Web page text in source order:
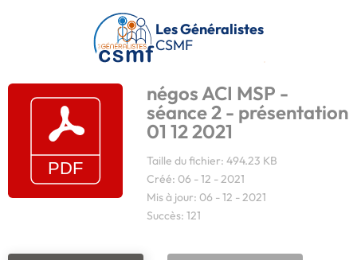
Passer au contenu principal
Les Généralistes
CSMF
négos ACI MSP -
séance 2 - présentation
01 12 2021
Taille du fichier: 494.23 KB
Créé: 06 - 12 - 2021
Mis à jour: 06 - 12 - 2021
Succès: 121